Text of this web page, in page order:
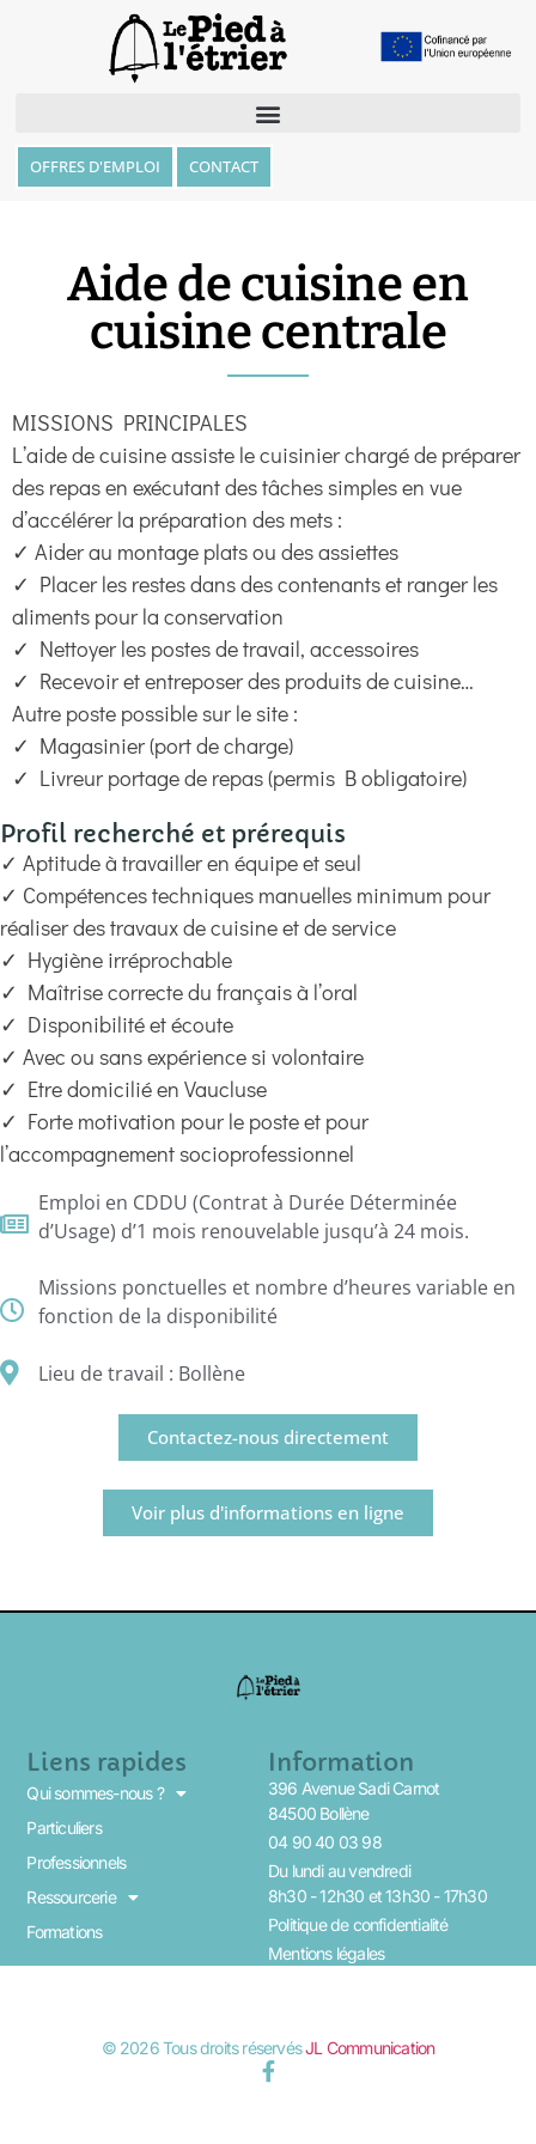
OFFRES D'EMPLOI CONTACT
Aide de cuisine en
cuisine centrale
MISSIONS PRINCIPALES
L’aide de cuisine assiste le cuisinier chargé de préparer
des repas en exécutant des tâches simples en vue
d’accélérer la préparation des mets :
✓ Aider au montage plats ou des assiettes
✓ Placer les restes dans des contenants et ranger les
aliments pour la conservation
✓ Nettoyer les postes de travail, accessoires
✓ Recevoir et entreposer des produits de cuisine…
Autre poste possible sur le site :
✓ Magasinier (port de charge)
✓ Livreur portage de repas (permis B obligatoire)
Profil recherché et prérequis
✓ Aptitude à travailler en équipe et seul
✓ Compétences techniques manuelles minimum pour
réaliser des travaux de cuisine et de service
✓ Hygiène irréprochable
✓ Maîtrise correcte du français à l’oral
✓ Disponibilité et écoute
✓ Avec ou sans expérience si volontaire
✓ Etre domicilié en Vaucluse
✓ Forte motivation pour le poste et pour
l’accompagnement socioprofessionnel
Emploi en CDDU (Contrat à Durée Déterminée
d’Usage) d’1 mois renouvelable jusqu’à 24 mois.
Missions ponctuelles et nombre d’heures variable en
fonction de la disponibilité
Lieu de travail : Bollène
Contactez-nous directement
Voir plus d'informations en ligne
Liens rapides
Qui sommes-nous ?
Particuliers
Professionnels
Ressourcerie
Formations
Information
396 Avenue Sadi Carnot
84500 Bollène
04 90 40 03 98
Du lundi au vendredi
8h30 - 12h30 et 13h30 - 17h30
Politique de confidentialité
Mentions légales
© 2026 Tous droits réservésJL Communication